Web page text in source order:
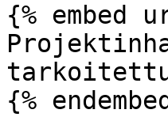
{% embed
{%